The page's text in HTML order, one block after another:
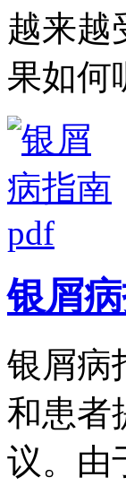
越来越
果如何
银屑
银屑病
和患者
议。由